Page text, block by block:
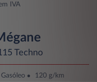
IVA
Techno
Gasóleo 120 g/km